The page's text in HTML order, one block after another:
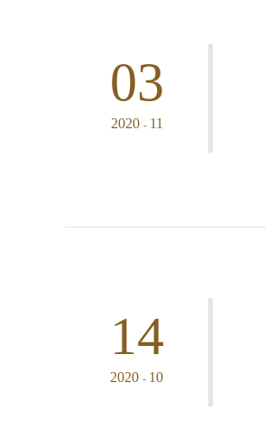
03
2020 - 11
14
2020 - 10